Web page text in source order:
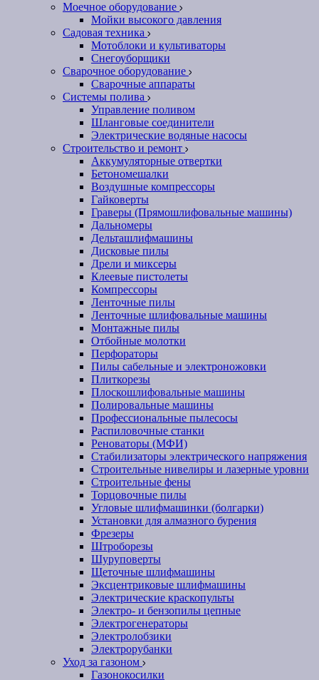
Моечное оборудование
Мойки высокого давления
Садовая техника
Мотоблоки и культиваторы
Снегоуборщики
Сварочное оборудование
Сварочные аппараты
Системы полива
Управление поливом
Шланговые соединители
Электрические водяные насосы
Строительство и ремонт
Аккумуляторные отвертки
Бетономешалки
Воздушные компрессоры
Гайковерты
Граверы (Прямошлифовальные машины)
Дальномеры
Дельташлифмашины
Дисковые пилы
Дрели и миксеры
Клеевые пистолеты
Компрессоры
Ленточные пилы
Ленточные шлифовальные машины
Монтажные пилы
Отбойные молотки
Перфораторы
Пилы сабельные и электроножовки
Плиткорезы
Плоскошлифовальные машины
Полировальные машины
Профессиональные пылесосы
Распиловочные станки
Реноваторы (МФИ)
Стабилизаторы электрического напряжения
Строительные нивелиры и лазерные уровни
Строительные фены
Торцовочные пилы
Угловые шлифмашинки (болгарки)
Установки для алмазного бурения
Фрезеры
Штроборезы
Шуруповерты
Щеточные шлифмашины
Эксцентриковые шлифмашины
Электрические краскопульты
Электро- и бензопилы цепные
Электрогенераторы
Электролобзики
Электрорубанки
Уход за газоном
Газонокосилки